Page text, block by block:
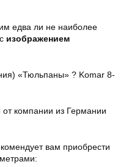
едва ли не наиболее
изображением
«Тюльпаны» ? Komar 8-
компании из Германии
вам приобрести